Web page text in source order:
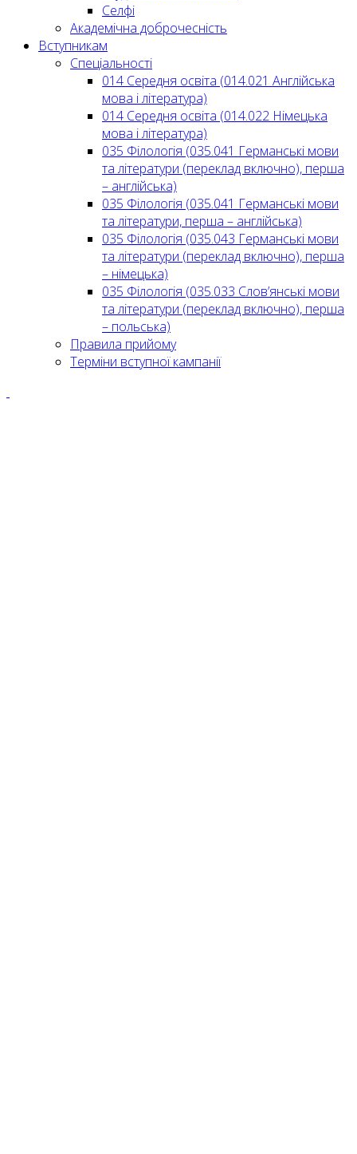
Селфі
Академічна доброчесність
Вступникам
Спеціальності
014 Середня освіта (014.021 Англійська
мова і література)
014 Середня освіта (014.022 Німецька
мова і література)
035 Філологія (035.041 Германські мови
та літератури (переклад включно), перша
– англійська)
035 Філологія (035.041 Германські мови
та літератури, перша – англійська)
035 Філологія (035.043 Германські мови
та літератури (переклад включно), перша
– німецька)
035 Філологія (035.033 Слов’янські мови
та літератури (переклад включно), перша
– польська)
Правила прийому
Терміни вступної кампанії